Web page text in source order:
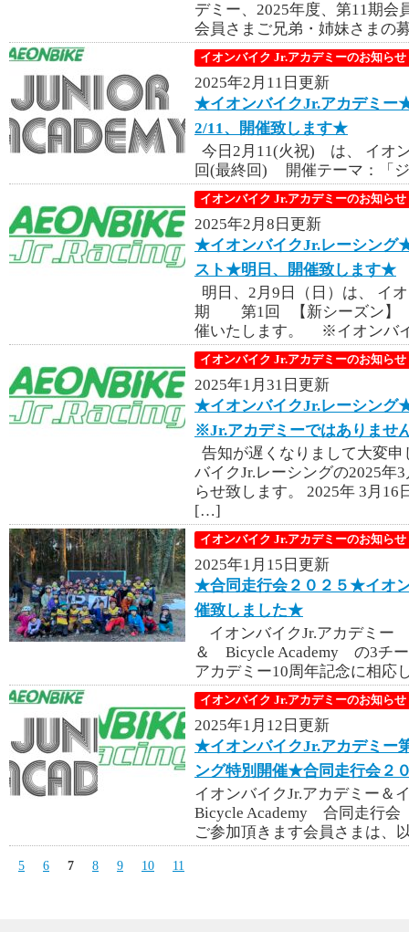
デミー、2025年度、第11期
会員さまご兄弟・姉妹さま
イオンバイク Jr.アカデミーのお知らせ
2025年2月11日更新
★イオンバイクJr.アカデミ
2/11、開催致します★
今日2月11(火祝) は、 イオ
回(最終回) 開催テーマ：
イオンバイク Jr.アカデミーのお知らせ
2025年2月8日更新
★イオンバイクJr.レーシン
スト★明日、開催致します★
明日、2月9日（日）は、 イ
期 第1回 【新シーズン】
催いたします。 ※イオンバ
イオンバイク Jr.アカデミーのお知らせ
2025年1月31日更新
★イオンバイクJr.レーシン
※Jr.アカデミーではありませ
告知が遅くなりまして大変
バイクJr.レーシングの2025年
らせ致します。 2025年 3月
[…]
イオンバイク Jr.アカデミーのお知らせ
2025年1月15日更新
★合同走行会２０２５★イオ
催致しました★
イオンバイクJr.アカデミ
＆ Bicycle Academy の3チー
アカデミー10周年記念に相
イオンバイク Jr.アカデミーのお知らせ
2025年1月12日更新
★イオンバイクJr.アカデミ
ング特別開催★合同走行会２
イオンバイクJr.アカデミー
Bicycle Academy 合同走行
ご参加頂きます会員さまは、
5 6 7 8 9 10 11